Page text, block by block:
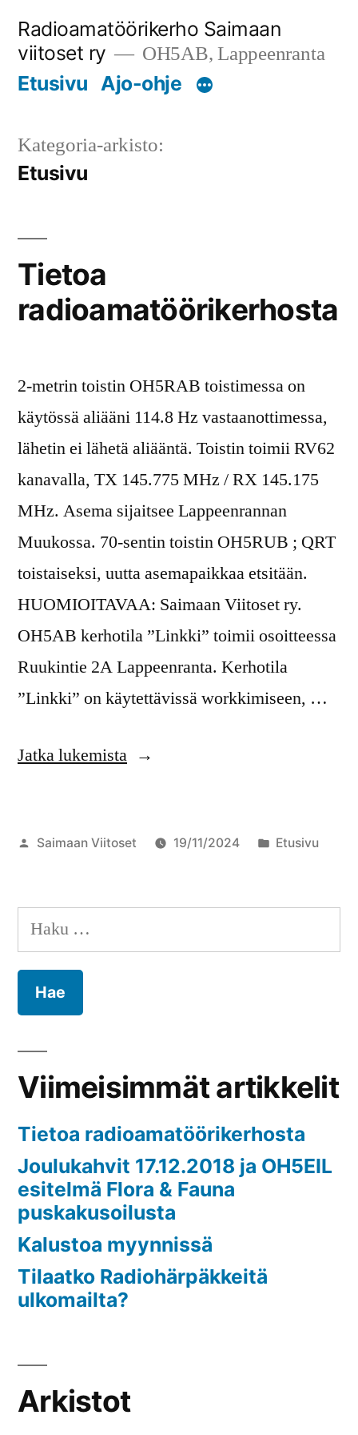
sisältöön
Radioamatöörikerho Saimaan
viitoset ry
OH5AB, Lappeenranta
Etusivu Ajo-ohje
Kategoria-arkisto:
Etusivu
Tietoa
radioamatöörikerhosta
2-metrin toistin OH5RAB toistimessa on
käytössä aliääni 114.8 Hz vastaanottimessa,
lähetin ei lähetä aliääntä. Toistin toimii RV62
kanavalla, TX 145.775 MHz / RX 145.175
MHz. Asema sijaitsee Lappeenrannan
Muukossa. 70-sentin toistin OH5RUB ; QRT
toistaiseksi, uutta asemapaikkaa etsitään.
HUOMIOITAVAA: Saimaan Viitoset ry.
OH5AB kerhotila ”Linkki” toimii osoitteessa
Ruukintie 2A Lappeenranta. Kerhotila
”Linkki” on käytettävissä workkimiseen, …
Jatka lukemista ”Tietoa
Artikkelin
Saimaan Viitoset 19/11/2024
Julkaistu
Etusivu
Haku:
Viimeisimmät artikkelit
Tietoa radioamatöörikerhosta
Joulukahvit 17.12.2018 ja OH5EIL
esitelmä Flora & Fauna
puskakusoilusta
Kalustoa myynnissä
Tilaatko Radiohärpäkkeitä
ulkomailta?
Arkistot